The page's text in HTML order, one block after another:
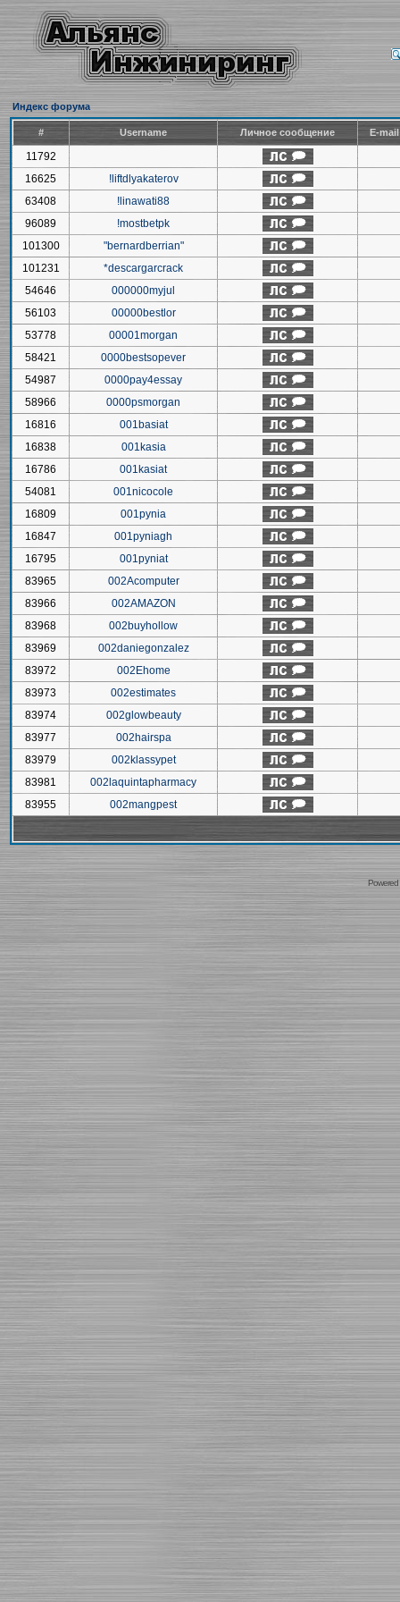
Индекс форума
# Username Личное сообщение E-
11792
16625
!liftdlyakaterov
63408
!linawati88
96089
!mostbetpk
101300
"bernardberrian"
101231
*descargarcrack
54646
000000myjul
56103
00000bestlor
53778
00001morgan
58421
0000bestsopever
54987
0000pay4essay
58966
0000psmorgan
16816
001basiat
16838
001kasia
16786
001kasiat
54081
001nicocole
16809
001pynia
16847
001pyniagh
16795
001pyniat
83965
002Acomputer
83966
002AMAZON
83968
002buyhollow
83969
002daniegonzalez
83972
002Ehome
83973
002estimates
83974
002glowbeauty
83977
002hairspa
83979
002klassypet
83981
002laquintapharmacy
83955
002mangpest